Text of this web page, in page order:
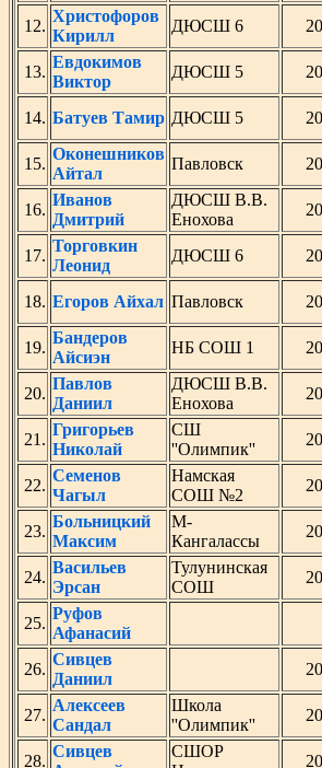
12.
Христофоров
Кирилл
ДЮСШ 6
13.
Евдокимов
Виктор
ДЮСШ 5
14. Батуев Тамир ДЮСШ 5
15.
Оконешников
Айтал
Павловск
16.
Иванов
Дмитрий
ДЮСШ В.В.
Енохова
17.
Торговкин
Леонид
ДЮСШ 6
18. Егоров Айхал Павловск
19.
Бандеров
Айсиэн
НБ СОШ 1
20.
Павлов
Даниил
ДЮСШ В.В.
Енохова
21.
Григорьев
Николай
СШ
''Олимпик''
22.
Семенов
Чагыл
Намская
СОШ №2
23.
Больницкий
Максим
М-
Кангалассы
24.
Васильев
Эрсан
Тулунинская
СОШ
25.
Руфов
Афанасий
26.
Сивцев
Даниил
27.
Алексеев
Сандал
Школа
''Олимпик''
28.
Сивцев
СШОР